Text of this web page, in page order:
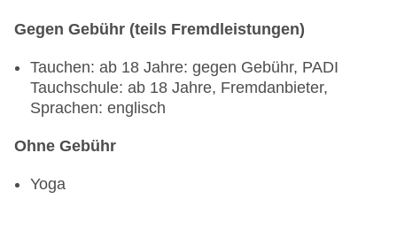
Gegen Gebühr (teils Fremdleistungen)
Tauchen: ab 18 Jahre: gegen Gebühr, PADI
Tauchschule: ab 18 Jahre, Fremdanbieter,
Sprachen: englisch
Ohne Gebühr
Yoga